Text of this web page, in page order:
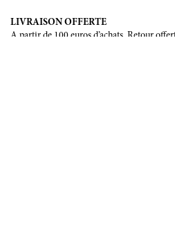
LIVRAISON OFFERTE
A partir de 100 euros d’achats. Retour